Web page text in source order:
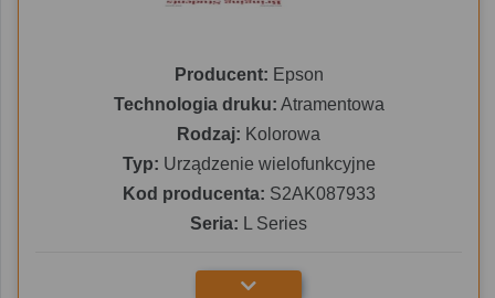
Producent: Epson
Technologia druku: Atramentowa
Rodzaj: Kolorowa
Typ: Urządzenie wielofunkcyjne
Kod producenta: S2AK087933
Seria: L Series